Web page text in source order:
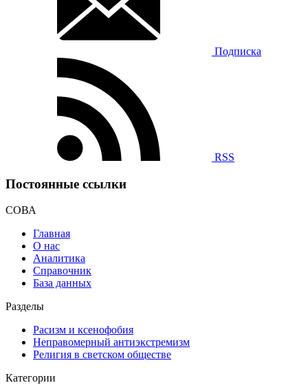
Подписка
RSS
Постоянные ссылки
СОВА
Главная
О нас
Аналитика
Справочник
База данных
Разделы
Расизм и ксенофобия
Неправомерный антиэкстремизм
Религия в светском обществе
Категории